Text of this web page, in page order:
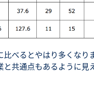
べるとやはり多くなり
共通点もあるように見